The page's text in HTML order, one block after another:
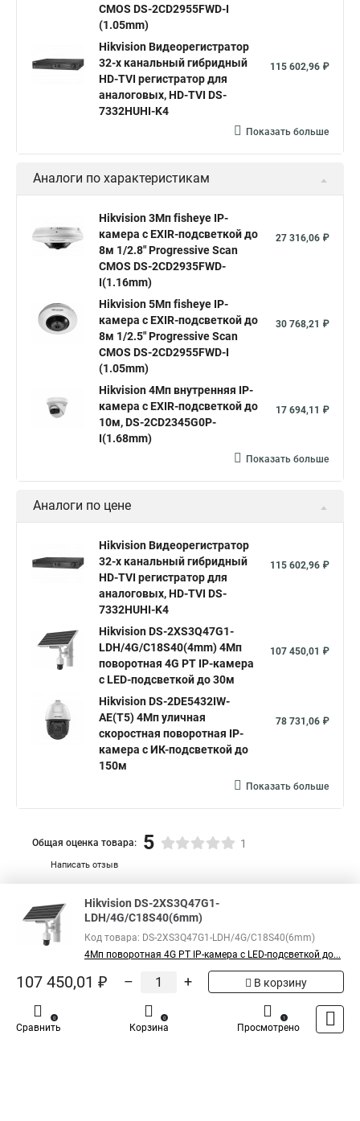
Hikvision 2cd2142fwd
Hikvision ds 2cd1148 hikvision ds 2cd1148 i b
hikvision ds 2cd2042wd i Видеокамера hikvision
Видеокамеры hikvision ds
Камера Hikvision ds 2ce16d8t
Видеокамера hikvision hiwatch
Камера Hikvision ds 2cd2442fwd
Уличная камера Hikvision ip camera
Hikvision поворотная камера Hikvision купольная
Нikvision микрофон Hikvision поворотная
Hikvision порты
CMOS DS-2CD2955FWD-I
(1.05mm)
Hikvision Видеорегистратор
32-х канальный гибридный
HD-TVI регистратор для
аналоговых, HD-TVI DS-
7332HUHI-K4
115 602,96 ₽
Показать больше
Аналоги по характеристикам
Hikvision 3Мп fisheye IP-
камера c EXIR-подсветкой до
8м 1/2.8" Progressive Scan
CMOS DS-2CD2935FWD-
I(1.16mm)
27 316,06 ₽
Hikvision 5Мп fisheye IP-
камера c EXIR-подсветкой до
8м 1/2.5" Progressive Scan
CMOS DS-2CD2955FWD-I
(1.05mm)
30 768,21 ₽
Hikvision 4Мп внутренняя IP-
камера с EXIR-подсветкой до
10м, DS-2CD2345G0P-
I(1.68mm)
17 694,11 ₽
Показать больше
Аналоги по цене
Hikvision Видеорегистратор
32-х канальный гибридный
HD-TVI регистратор для
аналоговых, HD-TVI DS-
7332HUHI-K4
115 602,96 ₽
Hikvision DS-2XS3Q47G1-
LDH/4G/C18S40(4mm) 4Мп
поворотная 4G PT IP-камера
с LED-подсветкой до 30м
107 450,01 ₽
Hikvision DS-2DE5432IW-
AE(T5) 4Мп уличная
скоростная поворотная IP-
камера с ИК-подсветкой до
150м
78 731,06 ₽
Показать больше
Написать отзыв
Общая оценка товара: 5 1
Официальный поставщик компании
России
Hikvision DS-2XS3Q47G1-
LDH/4G/C18S40(6mm)
Код товара: DS-2XS3Q47G1-LDH/4G/C18S40(6mm)
4Мп поворотная 4G PT IP-камера с LED-подсветкой до...
107 450,01 ₽ – + В корзину
Сравнить
0
Корзина
0
Просмотрено
1